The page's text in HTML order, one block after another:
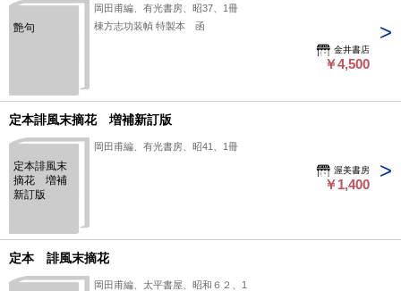
艶句
岡田甫編、有光書房、昭37、1冊
棟方志功装幀 特製本 函
金井書店
￥4,500
定本誹風末摘花 増補新訂版
定本誹風末
摘花 増補
新訂版
岡田甫編、有光書房、昭41、1冊
渥美書房
￥1,400
定本 誹風末摘花
岡田甫編、太平書屋、昭和６２、1